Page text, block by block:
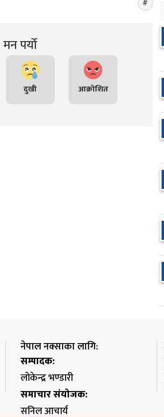
पर्यो
दुखी आक्रोशित
नेपाल नक्साका लागि:
सम्पादक:
लोकेन्द्र भण्डारी
समाचार संयोजक:
सुनिल आचार्य